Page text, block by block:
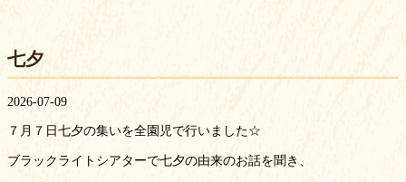
未就園児
制度
お知らせ
七夕
2026-07-09
７月７日七夕の集いを全園児で行いました☆
ブラックライトシアターで七夕の由来のお話を聞き、